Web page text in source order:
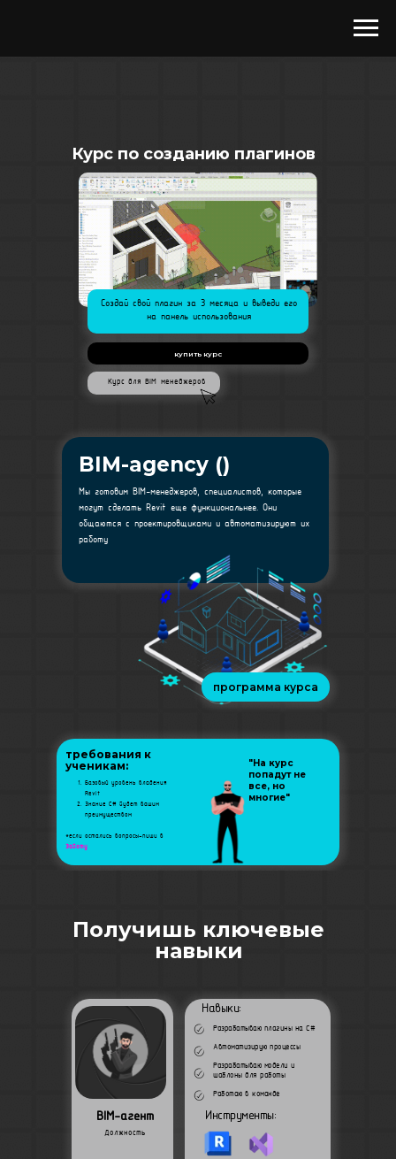
Курс по созданию плагинов
Создай свой плагин за 3 месяца и выведи его
на панель использования
Курс для BIM-менеджеров
купить курс
BIM-agency ()
Мы готовим BIM-менеджеров, специалистов, которые
могут сделать Revit еще функциональнее. Они
общаются с проектировщиками и автоматизируют их
работу
программа курса
"На курс
попадут не
все, но
многие"
Базовый уровень владения
Revit
Знание С# будет вашим
преимуществом
*если остались вопросы-пиши в
Заботу
требования к
ученикам:
Получишь ключевые
навыки
BIM-агент
Должность
Навыки:
Разрабатываю плагины на С#
Инструменты:
Автоматизирую процессы
Разрабатываю модели и
шаблоны для работы
Работаю в команде